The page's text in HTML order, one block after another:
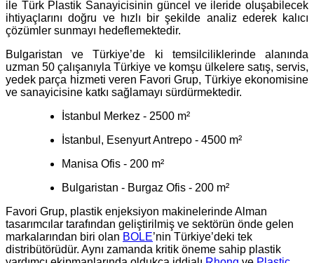
ile Türk Plastik Sanayicisinin güncel ve ileride oluşabilecek
ihtiyaçlarını doğru ve hızlı bir şekilde analiz ederek kalıcı
çözümler sunmayı hedeflemektedir.
Bulgaristan ve Türkiye’de ki temsilciliklerinde alanında
uzman 50 çalışanıyla Türkiye ve komşu ülkelere satış, servis,
yedek parça hizmeti veren Favori Grup, Türkiye ekonomisine
ve sanayicisine katkı sağlamayı sürdürmektedir.
İstanbul Merkez - 2500 m²
İstanbul, Esenyurt Antrepo - 4500 m²
Manisa Ofis - 200 m²
Bulgaristan - Burgaz Ofis - 200 m²
Favori Grup, plastik enjeksiyon makinelerinde Alman
tasarımcılar tarafından geliştirilmiş ve sektörün önde gelen
markalarından biri olan BOLE’nin Türkiye’deki tek
distribütörüdür. Aynı zamanda kritik öneme sahip plastik